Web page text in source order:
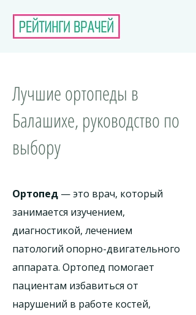
Лучшие ортопеды в
Балашихе, руководство по
выбору
Ортопед — это врач, который
занимается изучением,
диагностикой, лечением
патологий опорно-двигательного
аппарата. Ортопед помогает
пациентам избавиться от
нарушений в работе костей,